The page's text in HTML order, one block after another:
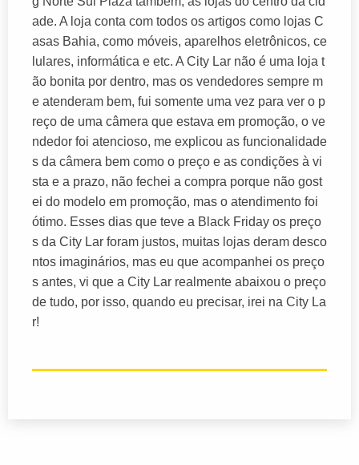
ade. A loja conta com todos os artigos como lojas C
asas Bahia, como móveis, aparelhos eletrônicos, ce
lulares, informática e etc. A City Lar não é uma loja t
ão bonita por dentro, mas os vendedores sempre m
e atenderam bem, fui somente uma vez para ver o p
reço de uma câmera que estava em promoção, o ve
ndedor foi atencioso, me explicou as funcionalidade
s da câmera bem como o preço e as condições à vi
sta e a prazo, não fechei a compra porque não gost
ei do modelo em promoção, mas o atendimento foi
ótimo. Esses dias que teve a Black Friday os preço
s da City Lar foram justos, muitas lojas deram desco
ntos imaginários, mas eu que acompanhei os preço
s antes, vi que a City Lar realmente abaixou o preço
de tudo, por isso, quando eu precisar, irei na City La
r!